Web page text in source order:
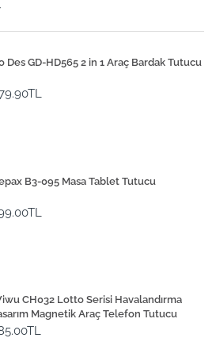
Des GD-HD565 2 in 1 Araç Bardak Tutucu
B3-095 Masa Tablet Tutucu
CH032 Lotto Serisi Havalandırma
Magnetik Araç Telefon Tutucu